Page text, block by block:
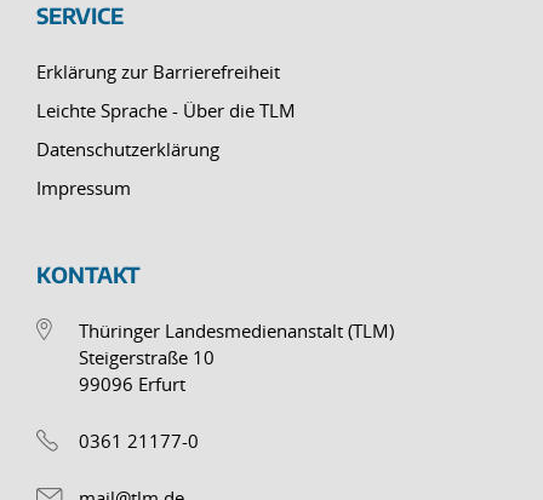
SERVICE
Erklärung zur Barrierefreiheit
Leichte Sprache - Über die TLM
Datenschutzerklärung
Impressum
KONTAKT
Thüringer Landesmedienanstalt (TLM)
Steigerstraße 10
99096 Erfurt
0361 21177-0